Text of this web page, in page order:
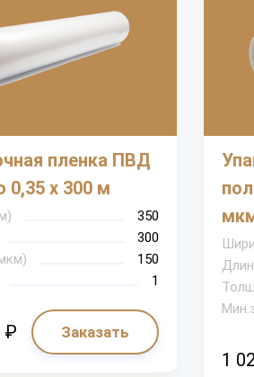
пленка ПВД
0,35 х 300 м
350
300
150
1
₽ Заказать
1